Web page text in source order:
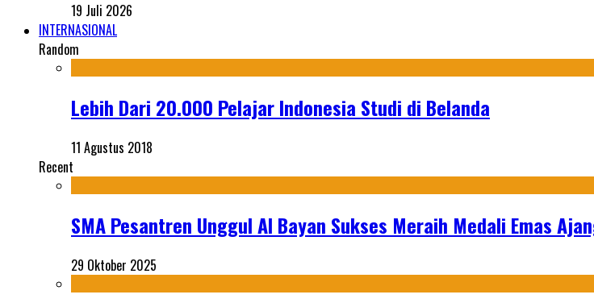
19 Juli 2026
INTERNASIONAL
Random
Lebih Dari 20.000 Pelajar Indonesia Studi di Belanda
11 Agustus 2018
Recent
SMA Pesantren Unggul Al Bayan Sukses Meraih Medali Emas
29 Oktober 2025